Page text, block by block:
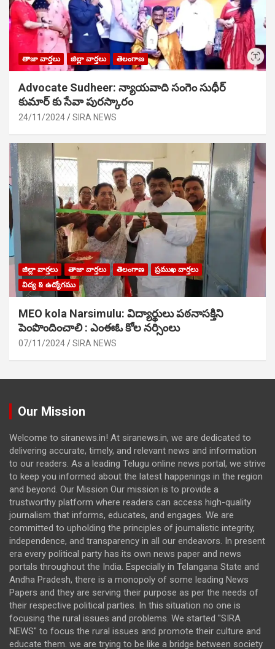
తాజా వార్తలు జిల్లా వార్తలు తెలంగాణ
Advocate Sudheer: న్యాయవాది సంగెం సుధీర్
కుమార్ కు సేవా పురస్కారం
24/11/2024 SIRA NEWS
జిల్లా వార్తలు తాజా వార్తలు తెలంగాణ
ప్రముఖ వార్తలు
విద్య & ఉద్యోగము
MEO kola Narsimulu: విద్యార్థులు పఠ‌నాసక్తిని
పెంపొందించాలి : ఎంఈఓ కోల నర్సింలు
07/11/2024 SIRA NEWS
Our Mission
Welcome to siranews.in! At siranews.in, we are dedicated to
delivering accurate, timely, and relevant news and information
to our readers. As a leading Telugu online news portal, we strive
to keep you informed about the latest happenings in the region
and beyond. Our Mission Our mission is to provide a
trustworthy platform where readers can access high-quality
journalism that informs, educates, and engages. We are
committed to upholding the principles of journalistic integrity,
independence, and transparency in all our endeavors. In present
era every political party has its own news paper and news
portals throughout the India. Especially in Telangana State and
Andha Pradesh, there is a monopoly of some leading News
Papers and they are serving their purpose as per the needs of
their respective political parties. In this situation no one is
focusing the rural issues and problems. We started "SIRA
NEWS" to focus the rural issues and promote their culture and
educate them. we are trying to be like a bridge between society